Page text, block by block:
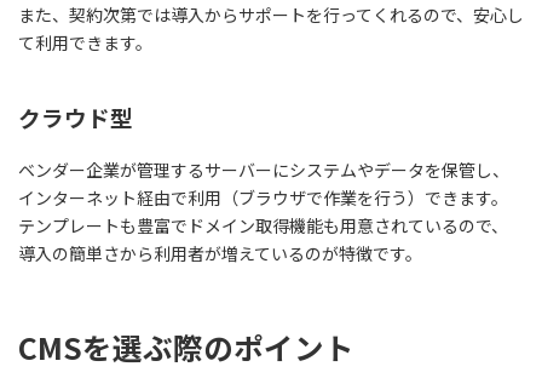
また、契約次第では導入からサポートを行ってくれるので、安心し
て利用できます。
クラウド型
ベンダー企業が管理するサーバーにシステムやデータを保管し、
インターネット経由で利用（ブラウザで作業を行う）できます。
テンプレートも豊富でドメイン取得機能も用意されているので、
導入の簡単さから利用者が増えているのが特徴です。
CMSを選ぶ際のポイント